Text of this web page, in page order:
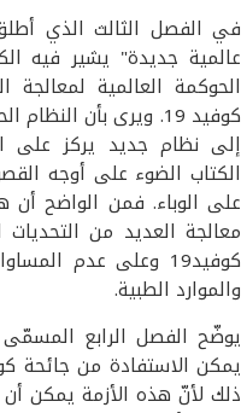
في الفصل الثالث الذي
عالمية جديدة" يشير فيه
الحوكمة العالمية لمعالجة
كوفيد 19. ويرى بأن
إلى نظام جديد يركز على
الكتاب الضوء على أوجه
على الوباء. فمن الواضح
معالجة العديد من
كوفيد19 وعلى عدم
والموارد الطبية.
يوضّح الفصل الرابع
ذلك لأنّ هذه الأزمة يمكن